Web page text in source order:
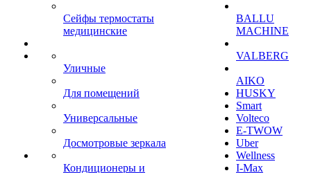
Сейфы термостаты
медицинские
Уличные
Для помещений
Универсальные
Досмотровые зеркала
Кондиционеры и
BALLU
MACHINE
VALBERG
AIKO
HUSKY
Smart
Volteco
E-TWOW
Uber
Wellness
I-Max